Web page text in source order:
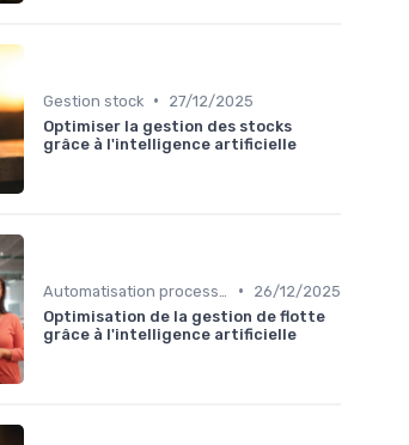
Gestion stock •
27/12/2025
Optimiser la gestion des stocks
grâce à l'intelligence artificielle
•
26/12/2025
Optimisation de la gestion de flotte
grâce à l'intelligence artificielle